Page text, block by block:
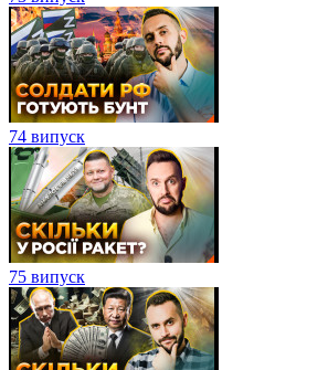
74 випуск
75 випуск